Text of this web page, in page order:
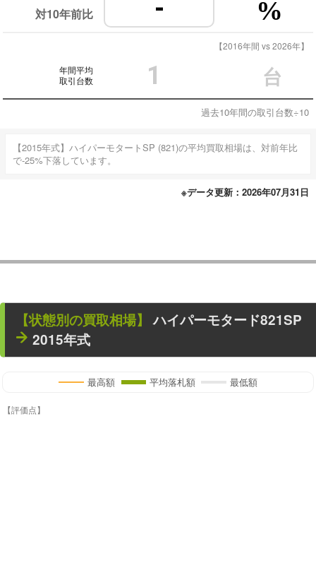
対10年前比 - %
【2016年間 vs 2026年】
年間平均
取引台数
1 台
過去10年間の取引台数÷10
【2015年式】ハイパーモタートSP (821)の平均買取相場は、対前年比
で-25%下落しています。
※データ更新：2026年07月31日
【状態別の買取相場】 ハイパーモタード821SP
2015年式
最高額 平均落札額 最低額
【評価点】